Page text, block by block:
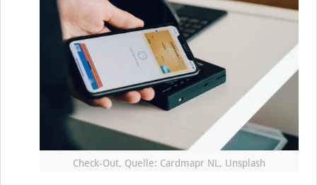
Check-Out, Quelle: Cardmapr NL, Unsplash